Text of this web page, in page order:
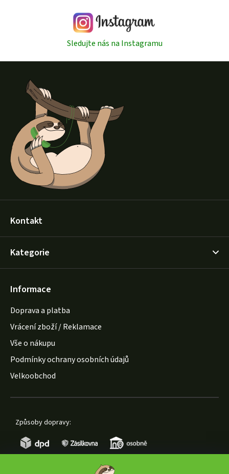
Sledujte nás na Instagramu
Kontakt
Kategorie
Informace
Doprava a platba
Vrácení zboží / Reklamace
Vše o nákupu
Podmínky ochrany osobních údajů
Velkoobchod
Způsoby dopravy: